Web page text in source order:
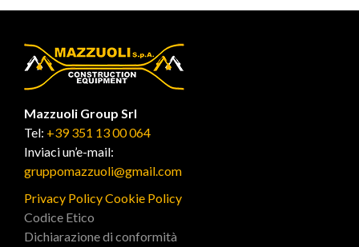
Mazzuoli Group Srl
Tel: +39 351 13 00 064
Inviaci un’e-mail:
gruppomazzuoli@gmail.com
Privacy PolicyCookie Policy
Codice Etico
Dichiarazione di conformità